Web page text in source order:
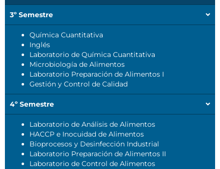
3º Semestre
Química Cuantitativa
Inglés
Laboratorio de Química Cuantitativa
Microbiología de Alimentos
Laboratorio Preparación de Alimentos I
Gestión y Control de Calidad
4º Semestre
Laboratorio de Análisis de Alimentos
HACCP e Inocuidad de Alimentos
Bioprocesos y Desinfección Industrial
Laboratorio Preparación de Alimentos II
Laboratorio de Control de Alimentos